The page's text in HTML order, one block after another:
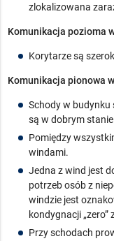
zlokalizowana
Komunikacja pozioma
Korytarze są
Komunikacja pionowa
Schody w budynku
są w dobrym
Pomiędzy
windami.
Jedna z wind jest
potrzeb osób z
windzie jest
kondygnacji „zero”
Przy schodach